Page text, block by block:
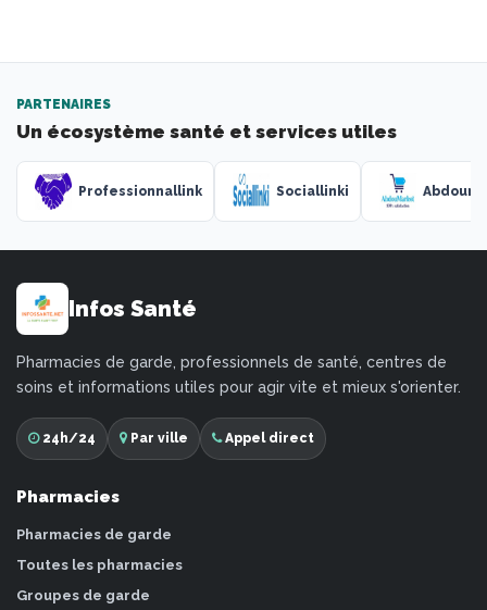
PARTENAIRES
Un écosystème santé et services utiles
Professionnallink Sociallinki
Infos Santé
Pharmacies de garde, professionnels de santé, centres de
soins et informations utiles pour agir vite et mieux s'orienter.
24h/24 Par ville Appel direct
Pharmacies
Pharmacies de garde
Toutes les pharmacies
Groupes de garde